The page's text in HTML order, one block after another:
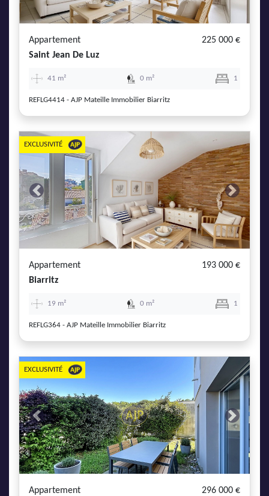
Appartement
225 000 €
Saint Jean De Luz
41 m² 0 m² 1
REFLG4414 - AJP Mateille Immobilier Biarritz
Previous Next
EXCLUSIVITÉ
Appartement
193 000 €
Biarritz
19 m² 0 m² 1
REFLG364 - AJP Mateille Immobilier Biarritz
Previous Next
EXCLUSIVITÉ
Appartement
296 000 €